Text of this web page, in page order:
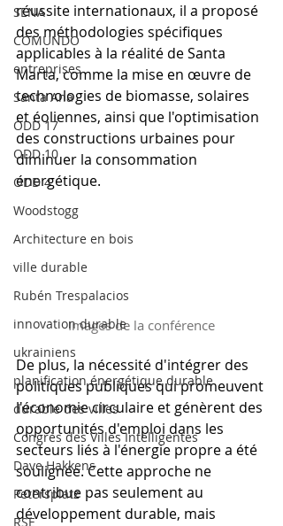
SENA
COMUNDO
entreprises
Santa Ana
ODD 17
ODD 10
ODD 4
Woodstogg
Architecture en bois
ville durable
Rubén Trespalacios
innovation durable
ukrainiens
planification énergétique durable
durable des villes
Congrès des Villes Intelligentes
Dave Hakkens
Petersplatz
RSE
réussite internationaux, il a proposé
des méthodologies spécifiques
applicables à la réalité de Santa
Marta, comme la mise en œuvre de
technologies de biomasse, solaires
et éoliennes, ainsi que l'optimisation
des constructions urbaines pour
diminuer la consommation
énergétique.
Images de la conférence
De plus, la nécessité d'intégrer des
politiques publiques qui promeuvent
l'économie circulaire et génèrent des
opportunités d'emploi dans les
secteurs liés à l'énergie propre a été
soulignée. Cette approche ne
contribue pas seulement au
développement durable, mais